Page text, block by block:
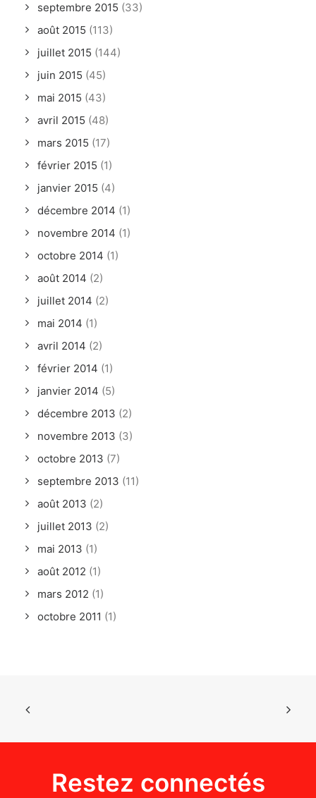
septembre 2015 (33)
août 2015 (113)
juillet 2015 (144)
juin 2015 (45)
mai 2015 (43)
avril 2015 (48)
mars 2015 (17)
février 2015 (1)
janvier 2015 (4)
décembre 2014 (1)
novembre 2014 (1)
octobre 2014 (1)
août 2014 (2)
juillet 2014 (2)
mai 2014 (1)
avril 2014 (2)
février 2014 (1)
janvier 2014 (5)
décembre 2013 (2)
novembre 2013 (3)
octobre 2013 (7)
septembre 2013 (11)
août 2013 (2)
juillet 2013 (2)
mai 2013 (1)
août 2012 (1)
mars 2012 (1)
octobre 2011 (1)
Restez connectés